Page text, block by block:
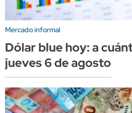
Mercado informal
Dólar blue hoy: a
jueves 6 de agosto